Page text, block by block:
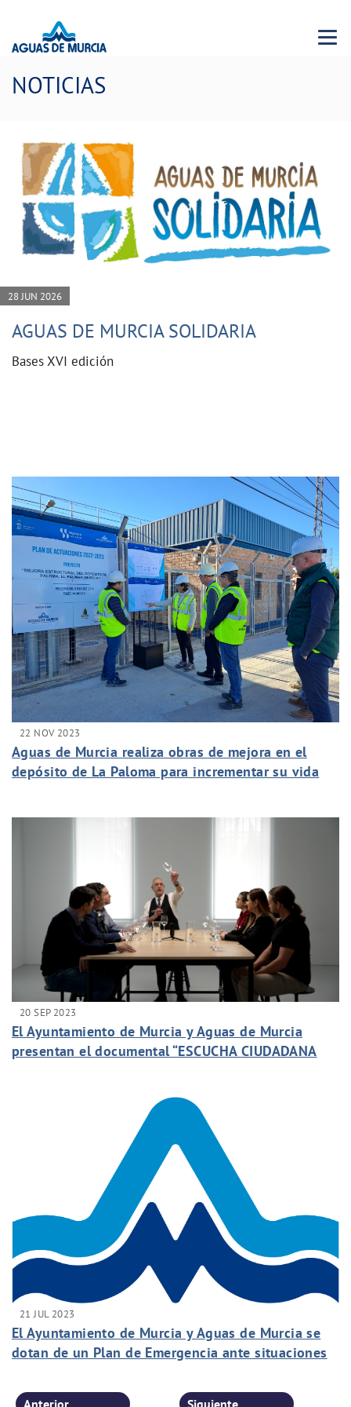
Menu
NOTICIAS
28 JUN 2026
AGUAS DE MURCIA SOLIDARIA
Bases XVI edición
22 NOV 2023
Aguas de Murcia realiza obras de mejora en el
depósito de La Paloma para incrementar su vida
20 SEP 2023
El Ayuntamiento de Murcia y Aguas de Murcia
presentan el documental “ESCUCHA CIUDADANA
21 JUL 2023
El Ayuntamiento de Murcia y Aguas de Murcia se
dotan de un Plan de Emergencia ante situaciones